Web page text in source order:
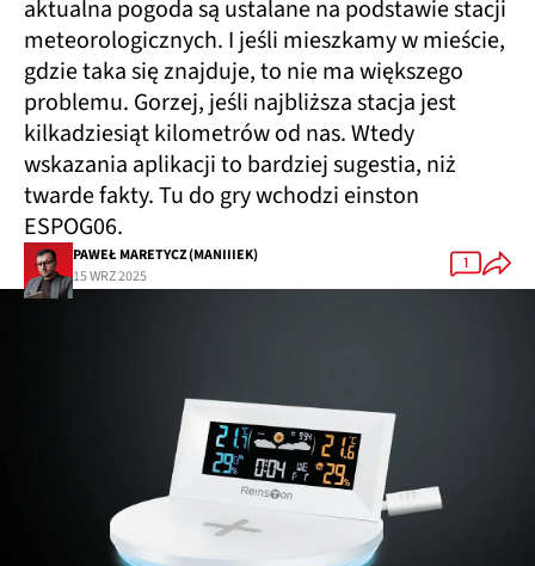
aktualna pogoda są ustalane na podstawie stacji
meteorologicznych. I jeśli mieszkamy w mieście,
gdzie taka się znajduje, to nie ma większego
problemu. Gorzej, jeśli najbliższa stacja jest
kilkadziesiąt kilometrów od nas. Wtedy
wskazania aplikacji to bardziej sugestia, niż
twarde fakty. Tu do gry wchodzi einston
ESPOG06.
PAWEŁ MARETYCZ (MANIIIEK)
15 WRZ 2025
1